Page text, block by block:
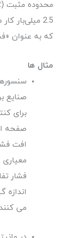
2.5 میلی‌بار
که به عنوان
مثال ها
برای
صفحه
افت
فشار
اندازه
می